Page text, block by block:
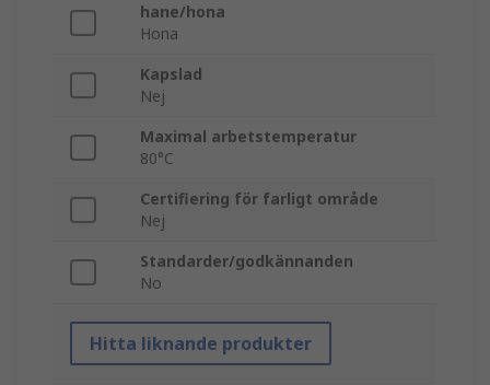
hane/hona
Hona
Kapslad
Nej
Maximal arbetstemperatur
80°C
Certifiering för farligt område
Nej
Standarder/godkännanden
No
Hitta liknande produkter